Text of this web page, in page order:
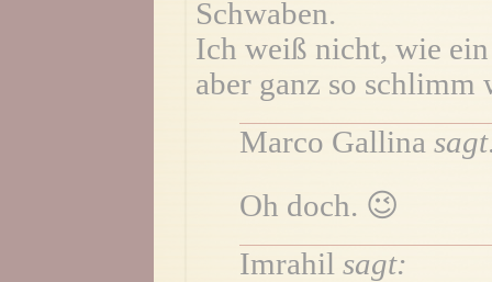
Schwaben.
Ich weiß nicht, wie
aber ganz so
Marco Gallina
Oh doch. 😉
Imrahil sagt: